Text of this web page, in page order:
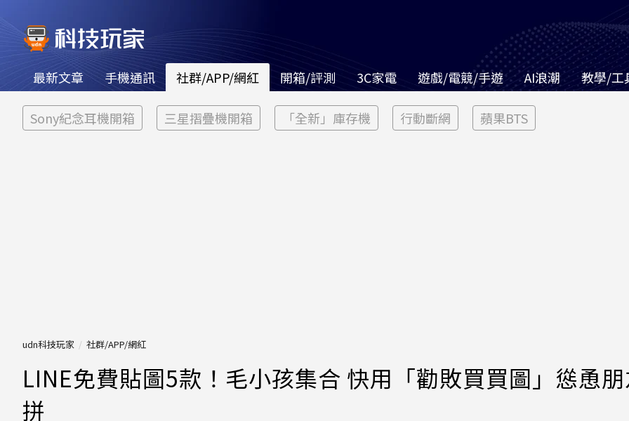
最新文章 手機通訊 社群/APP/網紅 開箱/評測 3C家電 遊戲/電競/手遊 AI浪潮 教學/工
Sony紀念耳機開箱 三星摺疊機開箱 「全新」庫存機 行動斷網 蘋果BTS
udn科技玩家 社群/APP/網紅
LINE免費貼圖5款！毛小孩集合 快用「勸敗買買圖」慫恿
拼